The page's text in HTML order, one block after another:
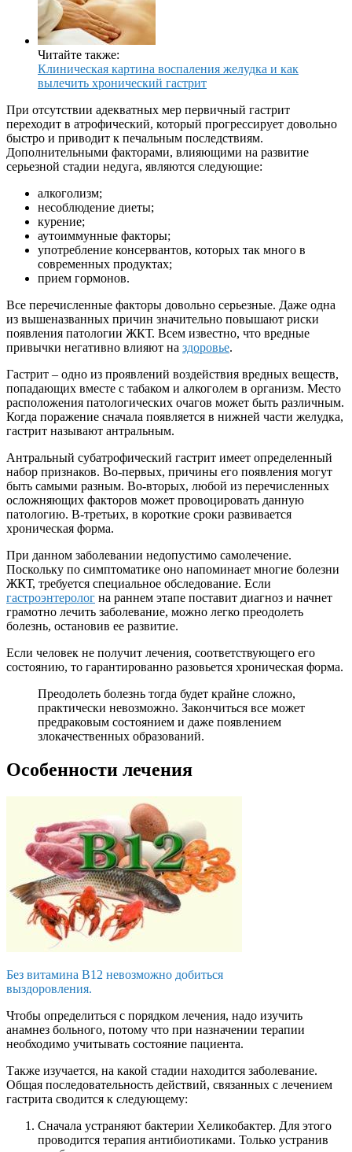
Читайте также:
Клиническая картина воспаления желудка и как
вылечить хронический гастрит
При отсутствии адекватных мер первичный гастрит
переходит в атрофический, который прогрессирует довольно
быстро и приводит к печальным последствиям.
Дополнительными факторами, влияющими на развитие
серьезной стадии недуга, являются следующие:
алкоголизм;
несоблюдение диеты;
курение;
аутоиммунные факторы;
употребление консервантов, которых так много в
современных продуктах;
прием гормонов.
Все перечисленные факторы довольно серьезные. Даже одна
из вышеназванных причин значительно повышают риски
появления патологии ЖКТ. Всем известно, что вредные
привычки негативно влияют на здоровье.
Гастрит – одно из проявлений воздействия вредных веществ,
попадающих вместе с табаком и алкоголем в организм. Место
расположения патологических очагов может быть различным.
Когда поражение сначала появляется в нижней части желудка,
гастрит называют антральным.
Антральный субатрофический гастрит имеет определенный
набор признаков. Во-первых, причины его появления могут
быть самыми разным. Во-вторых, любой из перечисленных
осложняющих факторов может провоцировать данную
патологию. В-третьих, в короткие сроки развивается
хроническая форма.
При данном заболевании недопустимо самолечение.
Поскольку по симптоматике оно напоминает многие болезни
ЖКТ, требуется специальное обследование. Если
гастроэнтеролог на раннем этапе поставит диагноз и начнет
грамотно лечить заболевание, можно легко преодолеть
болезнь, остановив ее развитие.
Если человек не получит лечения, соответствующего его
состоянию, то гарантированно разовьется хроническая форма.
Преодолеть болезнь тогда будет крайне сложно,
практически невозможно. Закончиться все может
предраковым состоянием и даже появлением
злокачественных образований.
Особенности лечения
Без витамина В12 невозможно добиться
выздоровления.
Чтобы определиться с порядком лечения, надо изучить
анамнез больного, потому что при назначении терапии
необходимо учитывать состояние пациента.
Также изучается, на какой стадии находится заболевание.
Общая последовательность действий, связанных с лечением
гастрита сводится к следующему:
Сначала устраняют бактерии Хеликобактер. Для этого
проводится терапия антибиотиками. Только устранив